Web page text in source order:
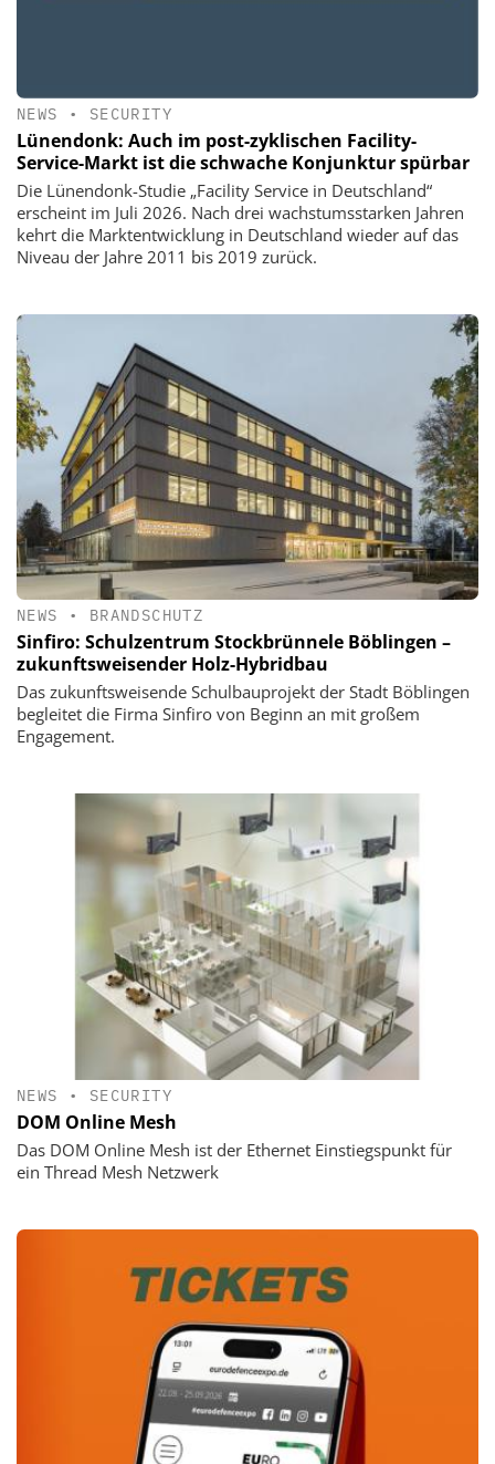
NEWS • SECURITY
Lünendonk: Auch im post-zyklischen Facility-
Service-Markt ist die schwache Konjunktur spürbar
Die Lünendonk-Studie „Facility Service in Deutschland“
erscheint im Juli 2026. Nach drei wachstumsstarken Jahren
kehrt die Marktentwicklung in Deutschland wieder auf das
Niveau der Jahre 2011 bis 2019 zurück.
NEWS • BRANDSCHUTZ
Sinfiro: Schulzentrum Stockbrünnele Böblingen –
zukunftsweisender Holz-Hybridbau
Das zukunftsweisende Schulbauprojekt der Stadt Böblingen
begleitet die Firma Sinfiro von Beginn an mit großem
Engagement.
NEWS • SECURITY
DOM Online Mesh
Das DOM Online Mesh ist der Ethernet Einstiegspunkt für
ein Thread Mesh Netzwerk